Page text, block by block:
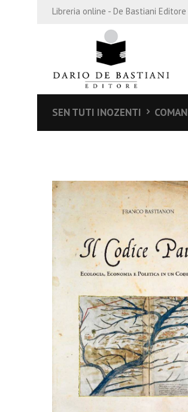
Libreria online - De Bastiani Editore
SEN TUTI INOZENTI